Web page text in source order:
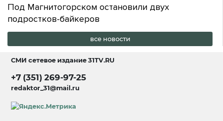
Под Магнитогорском остановили двух
подростков-байкеров
все новости
СМИ сетевое издание31TV.RU
+7 (351) 269-97-25
redaktor_31@mail.ru